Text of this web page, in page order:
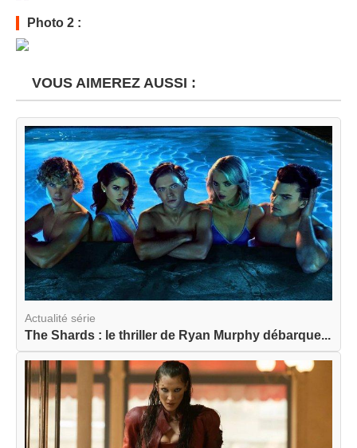
Photo 2 :
VOUS AIMEREZ AUSSI :
Actualité série
The Shards : le thriller de Ryan Murphy débarque...